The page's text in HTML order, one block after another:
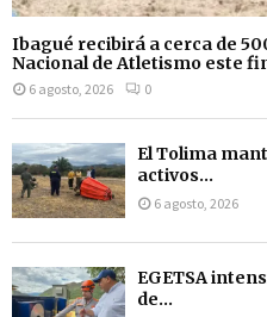
Ibagué recibirá a cerca de
Nacional de Atletismo este
6 agosto, 2026 0
El Tolima
activos...
6 agosto, 2026
EGETSA
de...